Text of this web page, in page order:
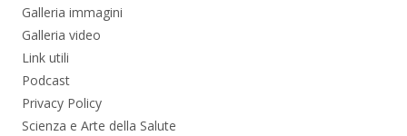
Galleria immagini
Galleria video
Link utili
Podcast
Privacy Policy
Scienza e Arte della Salute